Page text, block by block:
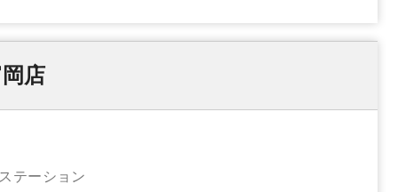
店
テーション